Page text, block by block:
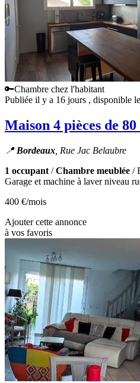
🔑Chambre chez l'habitant
Publiée il y a 16 jours , disponible
Maison 4 pièces de 80
📍 Bordeaux , Rue Jac Belaubre
1 occupant /Chambre meublée /
Garage et machine à laver niveau
400 €/mois
Ajouter cette annonce
à vos favoris